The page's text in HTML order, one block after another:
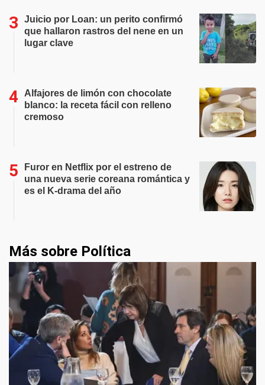
Juicio por Loan: un perito confirmó
que hallaron rastros del nene en un
lugar clave
Alfajores de limón con chocolate
blanco: la receta fácil con relleno
cremoso
Furor en Netflix por el estreno de
una nueva serie coreana romántica y
es el K-drama del año
Más sobre Política